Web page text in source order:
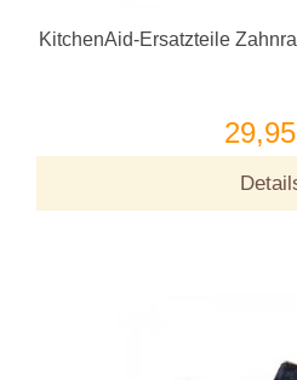
KitchenAid-Ersatzteile